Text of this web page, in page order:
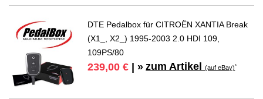
DTE Pedalbox für CITROËN XANTIA Break
(X1_, X2_) 1995-2003 2.0 HDI 109,
109PS/80
239,00 € | » zum Artikel(auf eBay)*